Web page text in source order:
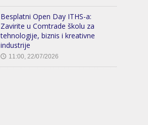
Besplatni Open Day ITHS-a:
Zavirite u Comtrade školu za
tehnologije, biznis i kreativne
industrije
🕔 11:00, 22/07/2026